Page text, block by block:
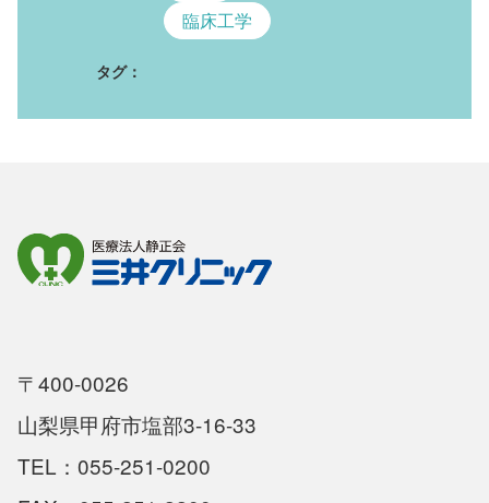
臨床工学
タグ：
〒400-0026
山梨県甲府市塩部3-16-33
TEL：055-251-0200